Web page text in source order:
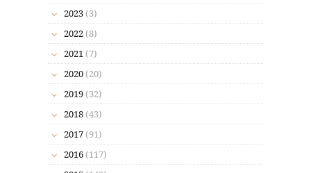
2023 (3)
2022 (8)
2021 (7)
2020 (20)
2019 (32)
2018 (43)
2017 (91)
2016 (117)